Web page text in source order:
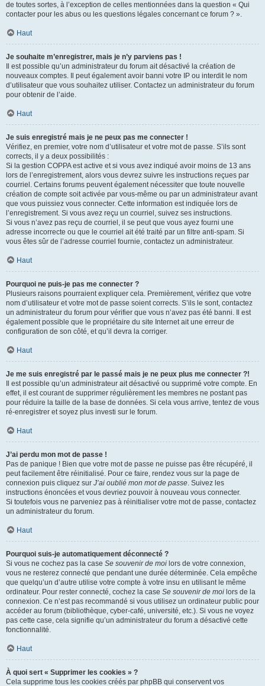
de toutes sortes, à l’exception de celles mentionnées dans la question « Qui
contacter pour les abus ou les questions légales concernant ce forum ? ».
Haut
Je souhaite m’enregistrer, mais je n’y parviens pas !
Il est possible qu’un administrateur du forum ait désactivé la création de
nouveaux comptes. Il peut également avoir banni votre IP ou interdit le nom
d’utilisateur que vous souhaitez utiliser. Contactez un administrateur du forum
pour obtenir de l’aide.
Haut
Je suis enregistré mais je ne peux pas me connecter !
Vérifiez, en premier, votre nom d’utilisateur et votre mot de passe. S’ils sont
corrects, il y a deux possibilités :
Si la gestion COPPA est active et si vous avez indiqué avoir moins de 13 ans
lors de l’enregistrement, alors vous devrez suivre les instructions reçues par
courriel. Certains forums peuvent également nécessiter que toute nouvelle
création de compte soit activée par vous-même ou par un administrateur avant
que vous puissiez vous connecter. Cette information est indiquée lors de
l’enregistrement. Si vous avez reçu un courriel, suivez ses instructions.
Si vous n’avez pas reçu de courriel, il se peut que vous ayez fourni une
adresse incorrecte ou que le courriel ait été traité par un filtre anti-spam. Si
vous êtes sûr de l’adresse courriel fournie, contactez un administrateur.
Haut
Pourquoi ne puis-je pas me connecter ?
Plusieurs raisons pourraient expliquer cela. Premièrement, vérifiez que votre
nom d’utilisateur et votre mot de passe soient corrects. S’ils le sont, contactez
un administrateur du forum pour vérifier que vous n’avez pas été banni. Il est
également possible que le propriétaire du site Internet ait une erreur de
configuration de son côté, et qu’il devra la corriger.
Haut
Je me suis enregistré par le passé mais je ne peux plus me connecter ?!
Il est possible qu’un administrateur ait désactivé ou supprimé votre compte. En
effet, il est courant de supprimer régulièrement les membres ne postant pas
pour réduire la taille de la base de données. Si cela vous arrive, tentez de vous
ré-enregistrer et soyez plus investi sur le forum.
Haut
J’ai perdu mon mot de passe !
Pas de panique ! Bien que votre mot de passe ne puisse pas être récupéré, il
peut facilement être réinitialisé. Pour ce faire, rendez vous sur la page de
connexion puis cliquez sur J’ai oublié mon mot de passe. Suivez les
instructions énoncées et vous devriez pouvoir à nouveau vous connecter.
Si toutefois vous ne parveniez pas à réinitialiser votre mot de passe, contactez
un administrateur du forum.
Haut
Pourquoi suis-je automatiquement déconnecté ?
Si vous ne cochez pas la case Se souvenir de moi lors de votre connexion,
vous ne resterez connecté que pendant une durée déterminée. Cela empêche
que quelqu’un d’autre utilise votre compte à votre insu en utilisant le même
ordinateur. Pour rester connecté, cochez la case Se souvenir de moi lors de la
connexion. Ce n’est pas recommandé si vous utilisez un ordinateur public pour
accéder au forum (bibliothèque, cyber-café, université, etc.). Si vous ne voyez
pas cette case, cela signifie qu’un administrateur du forum a désactivé cette
fonctionnalité.
Haut
À quoi sert « Supprimer les cookies » ?
Cela supprime tous les cookies créés par phpBB qui conservent vos